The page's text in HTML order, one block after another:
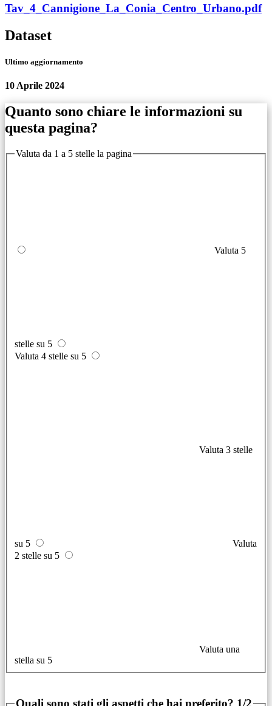
Tav_4_Cannigione_La_Conia_Centro_Urbano.pdf
Dataset
Ultimo aggiornamento
10 Aprile 2024
Quanto sono chiare le informazioni su
questa pagina?
Valuta da 1 a 5 stelle la pagina
Valuta 5
stelle su 5
Valuta 4 stelle su 5
Valuta 3 stelle
su 5
Valuta
2 stelle su 5
Valuta una
stella su 5
Quali sono stati gli aspetti che hai preferito? 1/2